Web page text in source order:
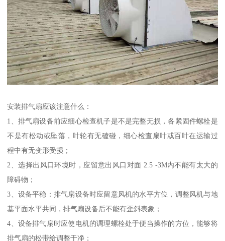
安装排气扇应该注意什么：
1、排气扇设备前应细心检查机子是不是完整无损，各紧固件螺栓是
不是有松动或坠落，叶轮有无磕碰，细心检查扇叶或百叶在运输过
程中有无变形受损；
2、选择出风口环境时，应留意出风口对面 2.5 -3M内不能有太大的
障碍物；
3、设备平稳：排气扇设备时应留意风机的水平方位，调整风机与地
基平面水平共同，排气扇设备后不能有歪斜表象；
4、设备排气扇时应使电机的调理螺栓处于便当操作的方位，能够将
排气扇的松带给调整干净；